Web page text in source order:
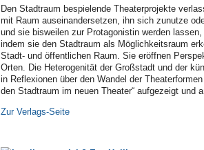
Den Stadtraum bespielende Theaterprojekte
mit Raum auseinandersetzen, ihn sich zunutze
und sie bisweilen zur Protagonistin werden
indem sie den Stadtraum als Möglichkeitsraum
Stadt- und öffentlichen Raum. Sie eröffnen
Orten. Die Heterogenität der Großstadt und der
in Reflexionen über den Wandel der
den Stadtraum im neuen Theater“ aufgezeigt und
Zur Verlags-Seite